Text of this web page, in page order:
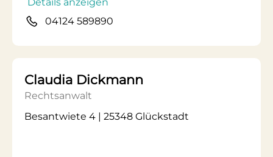
04124 589890
Claudia Dickmann
Rechtsanwalt
Besantwiete 4 | 25348 Glückstadt